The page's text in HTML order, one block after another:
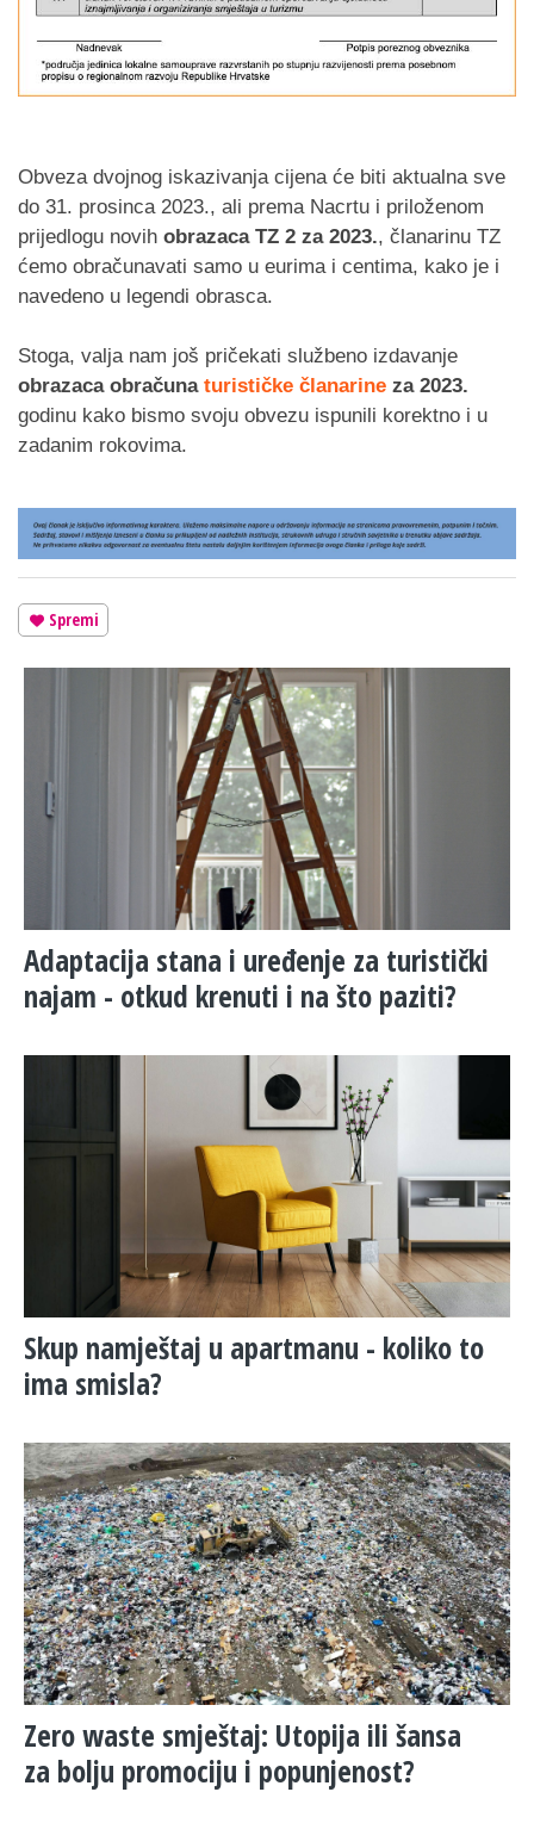
Obveza dvojnog iskazivanja cijena će biti aktualna sve
do 31. prosinca 2023., ali prema Nacrtu i priloženom
prijedlogu novih obrazaca TZ 2 za 2023., članarinu TZ
ćemo obračunavati samo u eurima i centima, kako je i
navedeno u legendi obrasca.
Stoga, valja nam još pričekati službeno izdavanje
obrazaca obračuna turističke članarine za 2023.
godinu kako bismo svoju obvezu ispunili korektno i u
zadanim rokovima.
Spremi
Adaptacija stana i uređenje za turistički
najam - otkud krenuti i na što paziti?
Skup namještaj u apartmanu - koliko to
ima smisla?
Zero waste smještaj: Utopija ili šansa
za bolju promociju i popunjenost?